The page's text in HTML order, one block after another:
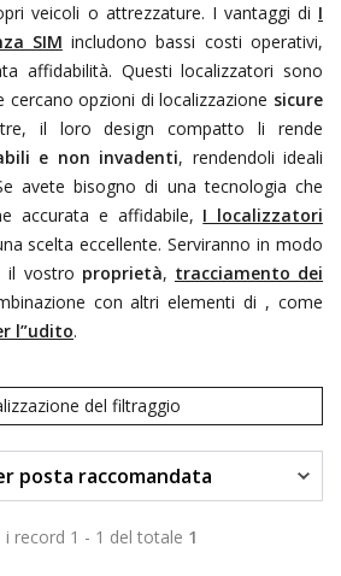
veicoli o attrezzature. I vantaggi di I
SIM includono bassi costi operativi,
affidabilità. Questi localizzatori sono
opzioni di localizzazione sicure
il loro design compatto li rende
e non invadenti, rendendoli ideali
avete bisogno di una tecnologia che
accurata e affidabile, I localizzatori
scelta eccellente. Serviranno in modo
il vostro proprietà, tracciamento dei
con altri elementi di , come
l”udito.
del filtraggio
posta raccomandata
i record 1 - 1 del totale 1